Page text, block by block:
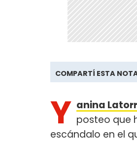
COMPARTÍ ESTA
Y anina
posteo que
escándalo en el